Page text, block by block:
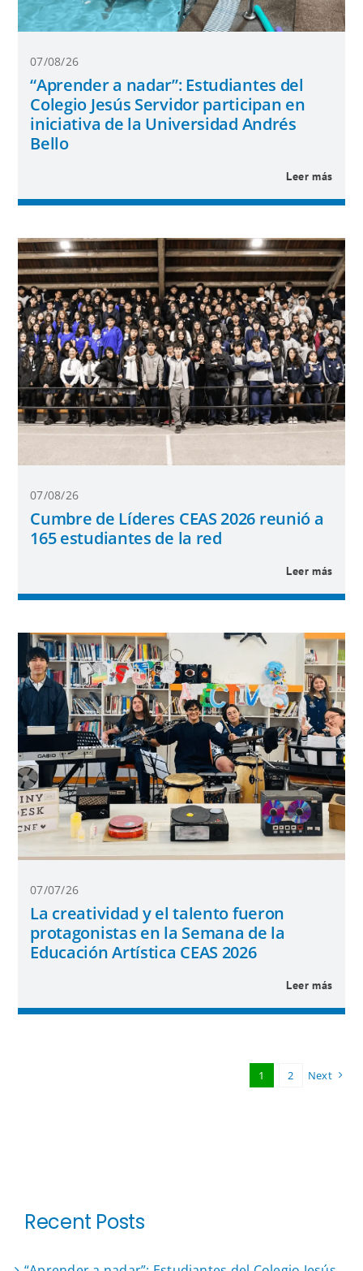
07/08/26
“Aprender a nadar”: Estudiantes del
Colegio Jesús Servidor participan en
iniciativa de la Universidad Andrés
Bello
Leer más
07/08/26
Cumbre de Líderes CEAS 2026 reunió a
165 estudiantes de la red
Leer más
07/07/26
La creatividad y el talento fueron
protagonistas en la Semana de la
Educación Artística CEAS 2026
Leer más
1 2 Next
Recent Posts